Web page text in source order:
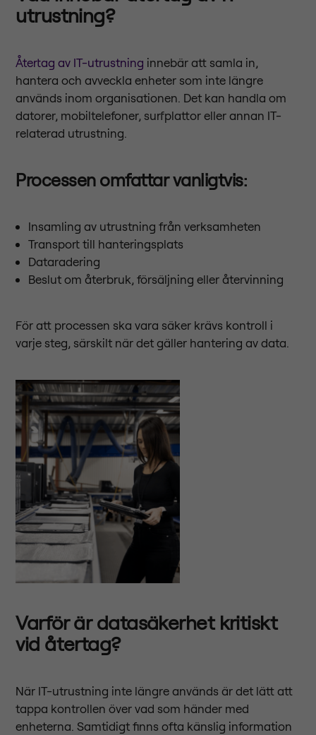
utrustning?
Återtag av IT-utrustning innebär att samla in,
hantera och avveckla enheter som inte längre
används inom organisationen. Det kan handla om
datorer, mobiltelefoner, surfplattor eller annan IT-
relaterad utrustning.
Processen omfattar vanligtvis:
Insamling av utrustning från verksamheten
Transport till hanteringsplats
Dataradering
Beslut om återbruk, försäljning eller återvinning
För att processen ska vara säker krävs kontroll i
varje steg, särskilt när det gäller hantering av data.
Varför är datasäkerhet kritiskt
vid återtag?
När IT-utrustning inte längre används är det lätt att
tappa kontrollen över vad som händer med
enheterna. Samtidigt finns ofta känslig information